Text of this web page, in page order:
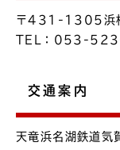
〒431-1305浜松
TEL：053-
交通案内
天竜浜名湖鉄道気